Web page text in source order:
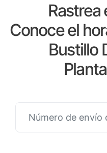
Rastrea
Conoce el
Bustillo